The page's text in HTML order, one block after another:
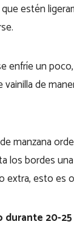
estén
enfríe un
vainilla de
manzana
los bordes
extra, esto es
durante 20-